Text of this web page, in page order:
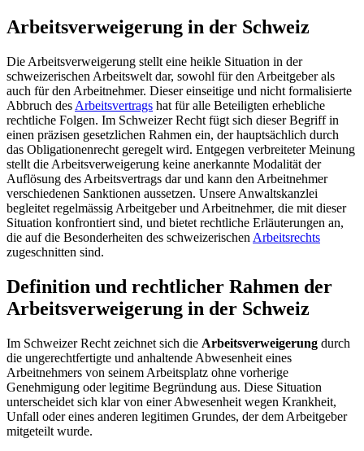
Arbeitsverweigerung in der Schweiz
Die Arbeitsverweigerung stellt eine heikle Situation in der
schweizerischen Arbeitswelt dar, sowohl für den Arbeitgeber als
auch für den Arbeitnehmer. Dieser einseitige und nicht formalisierte
Abbruch des Arbeitsvertrags hat für alle Beteiligten erhebliche
rechtliche Folgen. Im Schweizer Recht fügt sich dieser Begriff in
einen präzisen gesetzlichen Rahmen ein, der hauptsächlich durch
das Obligationenrecht geregelt wird. Entgegen verbreiteter Meinung
stellt die Arbeitsverweigerung keine anerkannte Modalität der
Auflösung des Arbeitsvertrags dar und kann den Arbeitnehmer
verschiedenen Sanktionen aussetzen. Unsere Anwaltskanzlei
begleitet regelmässig Arbeitgeber und Arbeitnehmer, die mit dieser
Situation konfrontiert sind, und bietet rechtliche Erläuterungen an,
die auf die Besonderheiten des schweizerischen Arbeitsrechts
zugeschnitten sind.
Definition und rechtlicher Rahmen der
Arbeitsverweigerung in der Schweiz
Im Schweizer Recht zeichnet sich die Arbeitsverweigerung durch
die ungerechtfertigte und anhaltende Abwesenheit eines
Arbeitnehmers von seinem Arbeitsplatz ohne vorherige
Genehmigung oder legitime Begründung aus. Diese Situation
unterscheidet sich klar von einer Abwesenheit wegen Krankheit,
Unfall oder eines anderen legitimen Grundes, der dem Arbeitgeber
mitgeteilt wurde.